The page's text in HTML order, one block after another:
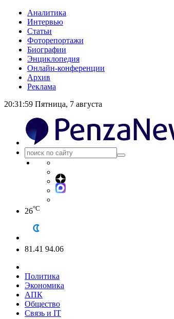
Аналитика
Интервью
Статьи
Фоторепортажи
Биографии
Энциклопедия
Онлайн-конференции
Архив
Реклама
20:32:00 Пятница, 7 августа
26°C
81.41 94.06
Политика
Экономика
АПК
Общество
Связь и IT